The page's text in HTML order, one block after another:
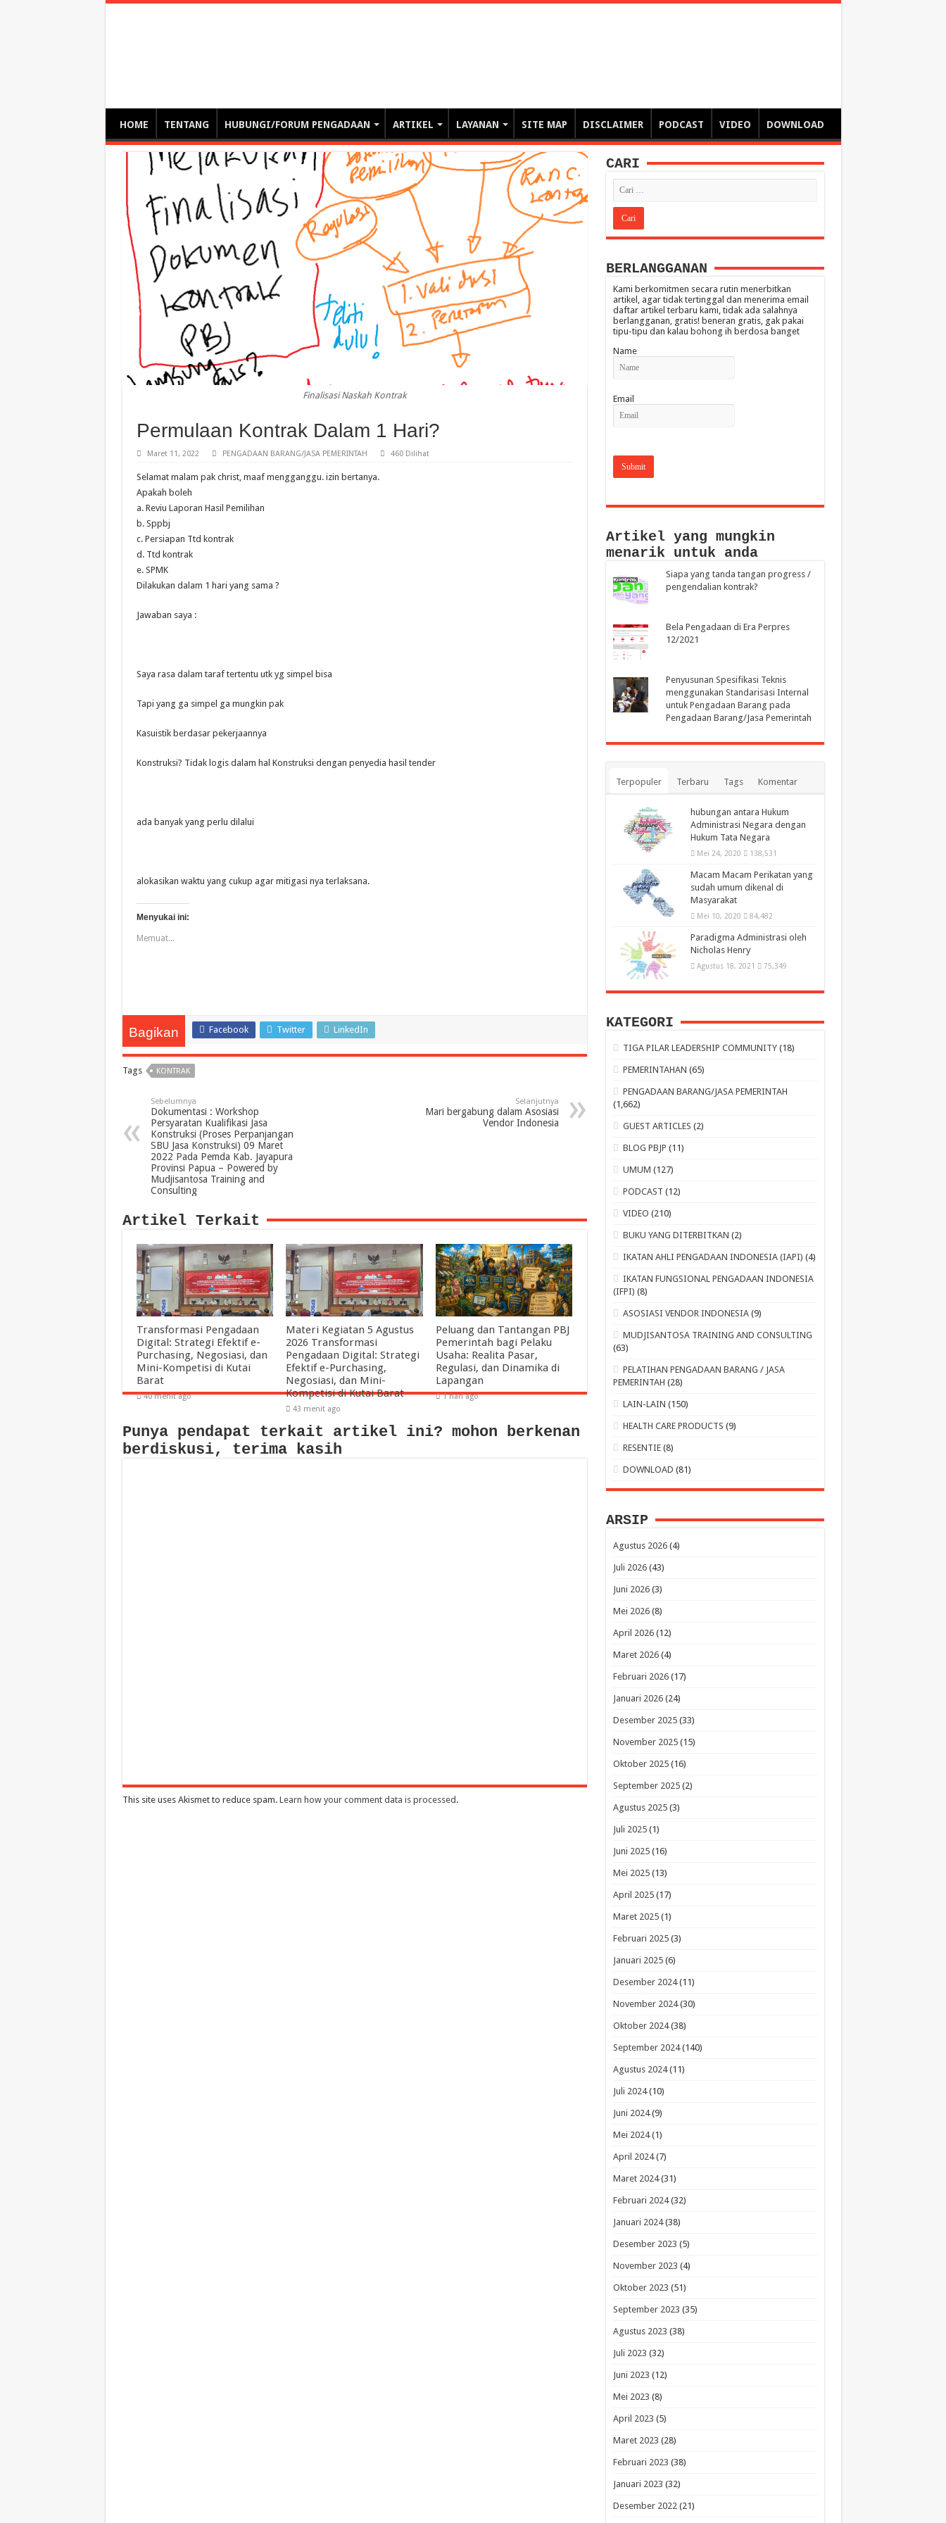
HOME TENTANG HUBUNGI/FORUM PENGADAAN ARTIKEL LAYANAN SITE MAP DISCLAIMER PODCAST VIDEO DOWNLOAD
Finalisasi Naskah Kontrak
Permulaan Kontrak Dalam 1 Hari?
Maret 11, 2022 PENGADAAN BARANG/JASA PEMERINTAH 460 Dilihat
Selamat malam pak christ, maaf mengganggu. izin bertanya.
Apakah boleh
a. Reviu Laporan Hasil Pemilihan
b. Sppbj
c. Persiapan Ttd kontrak
d. Ttd kontrak
e. SPMK
Dilakukan dalam 1 hari yang sama ?
Jawaban saya :
Saya rasa dalam taraf tertentu utk yg simpel bisa
Tapi yang ga simpel ga mungkin pak
Kasuistik berdasar pekerjaannya
Konstruksi? Tidak logis dalam hal Konstruksi dengan penyedia hasil tender
ada banyak yang perlu dilalui
alokasikan waktu yang cukup agar mitigasi nya terlaksana.
Menyukai ini:
Memuat...
Bagikan Facebook Twitter LinkedIn
Tags KONTRAK
Sebelumnya
Dokumentasi : Workshop
Persyaratan Kualifikasi Jasa
Konstruksi (Proses Perpanjangan
SBU Jasa Konstruksi) 09 Maret
2022 Pada Pemda Kab. Jayapura
Provinsi Papua – Powered by
Mudjisantosa Training and
Consulting
Selanjutnya
Mari bergabung dalam Asosiasi
Vendor Indonesia
Artikel Terkait
Transformasi Pengadaan
Digital: Strategi Efektif e-
Purchasing, Negosiasi, dan
Mini-Kompetisi di Kutai
Barat
40 menit ago
Materi Kegiatan 5 Agustus
2026 Transformasi
Pengadaan Digital: Strategi
Efektif e-Purchasing,
Negosiasi, dan Mini-
Kompetisi di Kutai Barat
43 menit ago
Peluang dan Tantangan PBJ
Pemerintah bagi Pelaku
Usaha: Realita Pasar,
Regulasi, dan Dinamika di
Lapangan
1 hari ago
Punya pendapat terkait artikel ini? mohon berkenan
berdiskusi, terima kasih
This site uses Akismet to reduce spam. Learn how your comment data is processed .
CARI
BERLANGGANAN
Kami berkomitmen secara rutin menerbitkan
artikel, agar tidak tertinggal dan menerima email
daftar artikel terbaru kami, tidak ada salahnya
berlangganan, gratis! beneran gratis, gak pakai
tipu-tipu dan kalau bohong ih berdosa banget
Name
Email
Artikel yang mungkin
menarik untuk anda
Siapa yang tanda tangan progress /
pengendalian kontrak?
Bela Pengadaan di Era Perpres
12/2021
Penyusunan Spesifikasi Teknis
menggunakan Standarisasi Internal
untuk Pengadaan Barang pada
Pengadaan Barang/Jasa Pemerintah
Terpopuler Terbaru Tags Komentar
hubungan antara Hukum
Administrasi Negara dengan
Hukum Tata Negara
Mei 24, 2020 138,531
Macam Macam Perikatan yang
sudah umum dikenal di
Masyarakat
Mei 10, 2020 84,482
Paradigma Administrasi oleh
Nicholas Henry
Agustus 18, 2021 75,349
KATEGORI
TIGA PILAR LEADERSHIP COMMUNITY (18)
PEMERINTAHAN (65)
PENGADAAN BARANG/JASA PEMERINTAH
(1,662)
GUEST ARTICLES (2)
BLOG PBJP (11)
UMUM (127)
PODCAST (12)
VIDEO (210)
BUKU YANG DITERBITKAN (2)
IKATAN AHLI PENGADAAN INDONESIA (IAPI) (4)
IKATAN FUNGSIONAL PENGADAAN INDONESIA
(IFPI) (8)
ASOSIASI VENDOR INDONESIA (9)
MUDJISANTOSA TRAINING AND CONSULTING
(63)
PELATIHAN PENGADAAN BARANG / JASA
PEMERINTAH (28)
LAIN-LAIN (150)
HEALTH CARE PRODUCTS (9)
RESENTIE (8)
DOWNLOAD (81)
ARSIP
Agustus 2026(4)
Juli 2026(43)
Juni 2026(3)
Mei 2026(8)
April 2026(12)
Maret 2026(4)
Februari 2026(17)
Januari 2026(24)
Desember 2025(33)
November 2025(15)
Oktober 2025(16)
September 2025(2)
Agustus 2025(3)
Juli 2025(1)
Juni 2025(16)
Mei 2025(13)
April 2025(17)
Maret 2025(1)
Februari 2025(3)
Januari 2025(6)
Desember 2024(11)
November 2024(30)
Oktober 2024(38)
September 2024(140)
Agustus 2024(11)
Juli 2024(10)
Juni 2024(9)
Mei 2024(1)
April 2024(7)
Maret 2024(31)
Februari 2024(32)
Januari 2024(38)
Desember 2023 (5)
November 2023 (4)
Oktober 2023 (51)
September 2023 (35)
Agustus 2023 (38)
Juli 2023 (32)
Juni 2023 (12)
Mei 2023 (8)
April 2023 (5)
Maret 2023 (28)
Februari 2023 (38)
Januari 2023 (32)
Desember 2022(21)